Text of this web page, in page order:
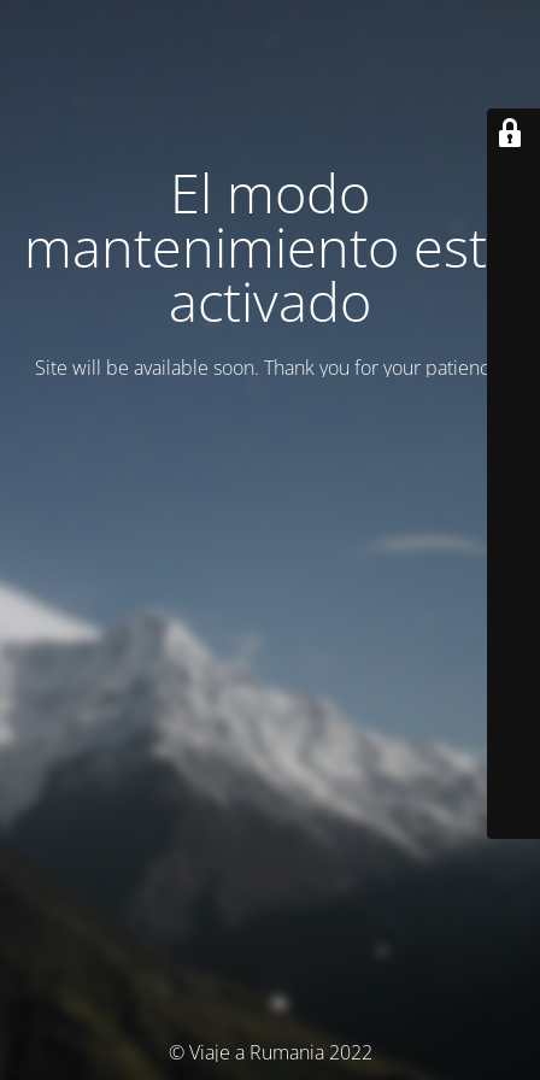
El modo
mantenimiento está
activado
Site will be available soon. Thank you for your patience!
© Viaje a Rumania 2022